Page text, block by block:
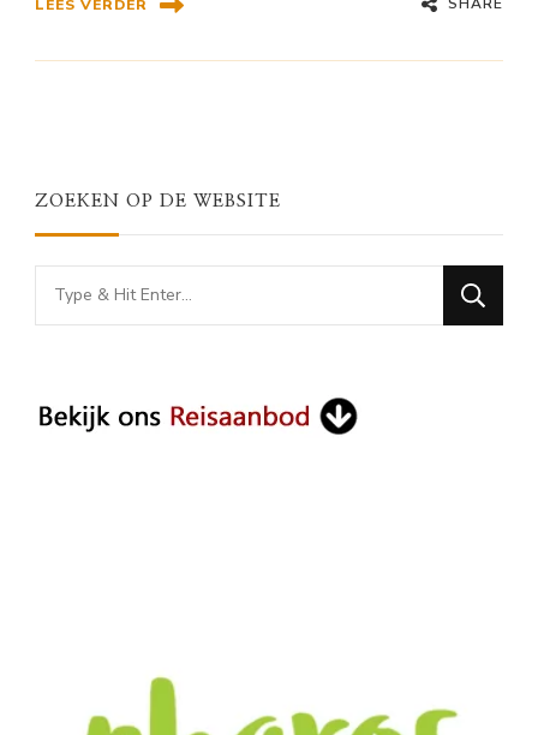
LEES VERDER
ZOEKEN OP DE WEBSITE
Looking
for